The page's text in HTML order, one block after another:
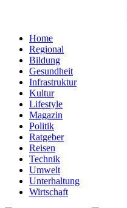
Home
Regional
Bildung
Gesundheit
Infrastruktur
Kultur
Lifestyle
Magazin
Politik
Ratgeber
Reisen
Technik
Umwelt
Unterhaltung
Wirtschaft